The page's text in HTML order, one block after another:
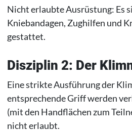
Nicht erlaubte Ausrüstung: Es
Kniebandagen, Zughilfen und
gestattet.
Disziplin 2: Der
Eine strikte Ausführung der
entsprechende Griff werden
(mit den Handflächen zum
nicht erlaubt.